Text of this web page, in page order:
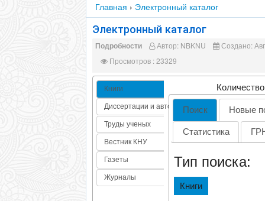
Главная › Электронный каталог
Электронный каталог
Подробности Автор: NBKNU
Создано:
Просмотров : 23329
Книги
Диссертации и автореф
Труды ученых
Вестник КНУ
Газеты
Журналы
Поиск Новые
Статистика
Тип поиска:
Книги